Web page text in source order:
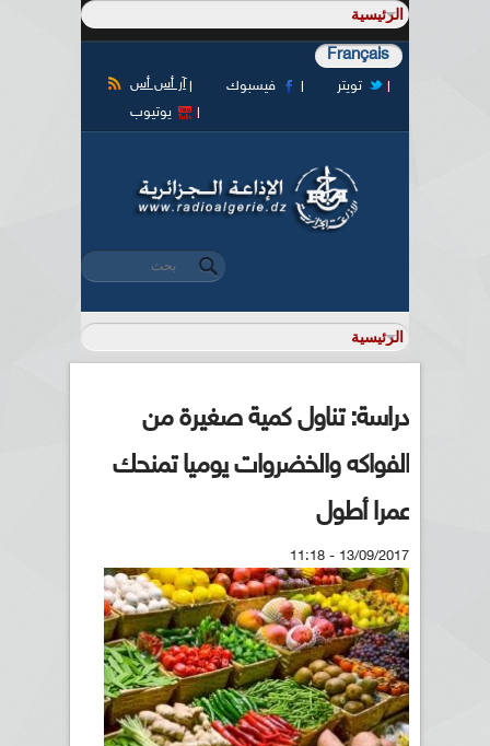
Français
آر أس أس فيسبوك
تويتر
يوتيوب
استمارة البحث
‏بحث ‏
دراسة: تناول كمية صغيرة من
الفواكه والخضروات يوميا تمنحك
عمرا أطول
13/09/2017 - 11:18